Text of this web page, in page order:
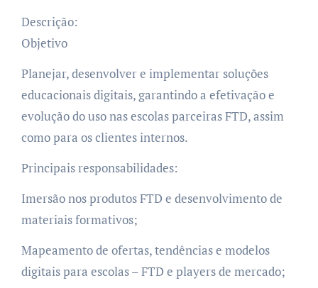
Descrição:
Objetivo
Planejar, desenvolver e implementar soluções
educacionais digitais, garantindo a efetivação e
evolução do uso nas escolas parceiras FTD, assim
como para os clientes internos.
Principais responsabilidades:
Imersão nos produtos FTD e desenvolvimento de
materiais formativos;
Mapeamento de ofertas, tendências e modelos
digitais para escolas – FTD e players de mercado;